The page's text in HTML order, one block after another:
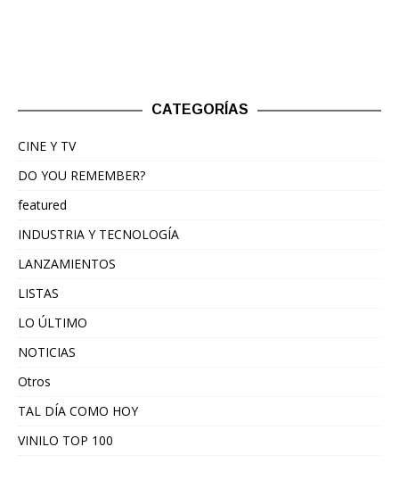
CATEGORÍAS
CINE Y TV
DO YOU REMEMBER?
featured
INDUSTRIA Y TECNOLOGÍA
LANZAMIENTOS
LISTAS
LO ÚLTIMO
NOTICIAS
Otros
TAL DÍA COMO HOY
VINILO TOP 100